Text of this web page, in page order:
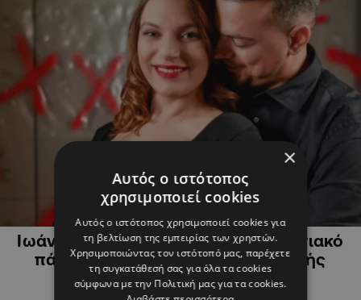
Ιωάννα Λαμπροπούλου: Το εντυπωσιακό
πάρτι για τα 1α γενέθλια της μικρής
Λετίσιας (ΒΙΝΤΕΟ)
×
Αυτός ο ιστότοπος
χρησιμοποιεί cookies
Αυτός ο ιστότοπος χρησιμοποιεί cookies για
τη βελτίωση της εμπειρίας των χρηστών.
Χρησιμοποιώντας τον ιστότοπό μας, παρέχετε
τη συγκατάθεσή σας για όλα τα cookies
σύμφωνα με την Πολιτική μας για τα cookies.